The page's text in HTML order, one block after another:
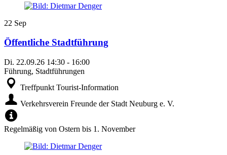
22 Sep
Öffentliche Stadtführung
Di. 22.09.26 14:30 - 16:00
Führung, Stadtführungen
Treffpunkt Tourist-Information
Verkehrsverein Freunde der Stadt Neuburg e. V.
Regelmäßig von Ostern bis 1. November